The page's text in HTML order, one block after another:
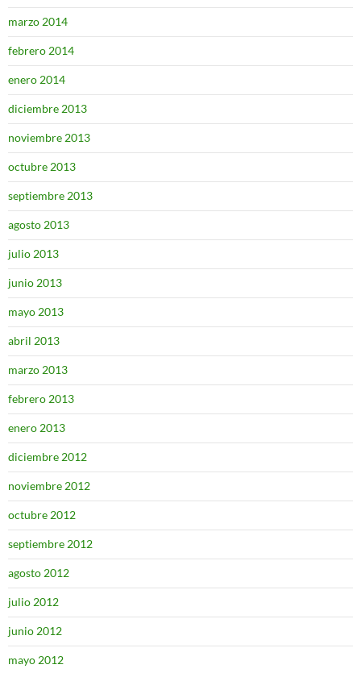
marzo 2014
febrero 2014
enero 2014
diciembre 2013
noviembre 2013
octubre 2013
septiembre 2013
agosto 2013
julio 2013
junio 2013
mayo 2013
abril 2013
marzo 2013
febrero 2013
enero 2013
diciembre 2012
noviembre 2012
octubre 2012
septiembre 2012
agosto 2012
julio 2012
junio 2012
mayo 2012